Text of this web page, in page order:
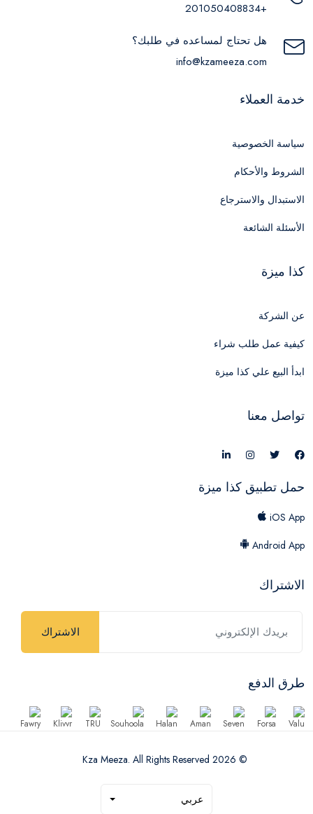
+201050408834
هل تحتاج لمساعده في طلبك؟
info@kzameeza.com
خدمة العملاء
سياسة الخصوصية
الشروط والأحكام
الاستبدال والاسترجاع
الأسئلة الشائعة
كذا ميزة
عن الشركة
كيفية عمل طلب شراء
ابدأ البيع علي كذا ميزة
تواصل معنا
حمل تطبيق كذا ميزة
iOS App
Android App
الاشتراك
الاشتراك
طرق الدفع
© 2026 Kza Meeza. All Rights Reserved
عربي